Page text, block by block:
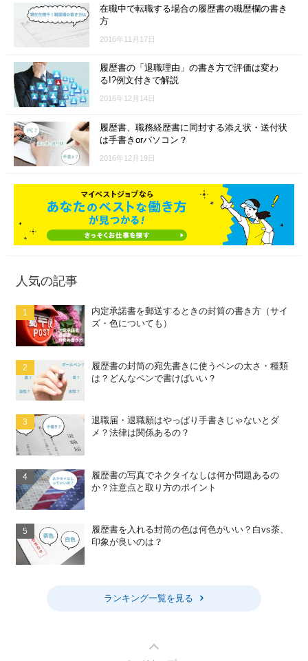
在職中で転職する場合の履歴書の職歴欄の書き
方
2016年11月17日
履歴書の「退職理由」の書き方で評価は変わ
る!?例文付きで解説
2016年12月14日
履歴書、職務経歴書に同封する添え状・送付状
は手書きorパソコン？
2016年12月19日
人気の記事
内定承諾書を郵送するときの封筒の書き方（サイ
ズ・色についても）
履歴書の封筒の宛先書きに使うペンの太さ・種類
は？どんなペンで書けばいい？
退職届・退職願はやっぱり手書きじゃないとダ
メ？法律は関係あるの？
履歴書の写真でネクタイなしは何か問題あるの
か？注意点と取り方のポイント
履歴書を入れる封筒の色は何色がいい？白vs茶、
印象が良いのは？
ランキング一覧を見る